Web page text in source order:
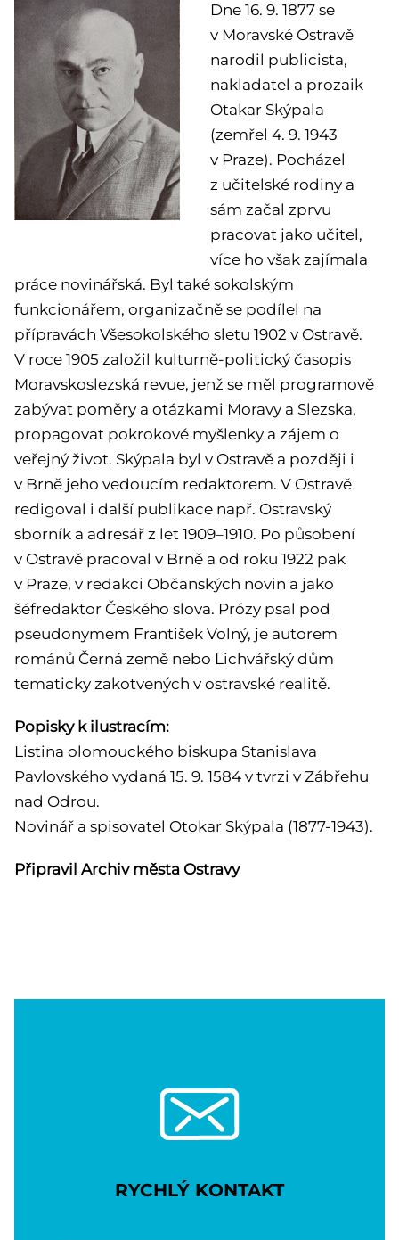
Dne 16. 9. 1877 se
v Moravské Ostravě
narodil publicista,
nakladatel a prozaik
Otakar Skýpala
(zemřel 4. 9. 1943
v Praze). Pocházel
z učitelské rodiny a
sám začal zprvu
pracovat jako učitel,
více ho však zajímala
práce novinářská. Byl také sokolským
funkcionářem, organizačně se podílel na
přípravách Všesokolského sletu 1902 v Ostravě.
V roce 1905 založil kulturně-politický časopis
Moravskoslezská revue, jenž se měl programově
zabývat poměry a otázkami Moravy a Slezska,
propagovat pokrokové myšlenky a zájem o
veřejný život. Skýpala byl v Ostravě a později i
v Brně jeho vedoucím redaktorem. V Ostravě
redigoval i další publikace např. Ostravský
sborník a adresář z let 1909–1910. Po působení
v Ostravě pracoval v Brně a od roku 1922 pak
v Praze, v redakci Občanských novin a jako
šéfredaktor Českého slova. Prózy psal pod
pseudonymem František Volný, je autorem
románů Černá země nebo Lichvářský dům
tematicky zakotvených v ostravské realitě.
Popisky k ilustracím:
Listina olomouckého biskupa Stanislava
Pavlovského vydaná 15. 9. 1584 v tvrzi v Zábřehu
nad Odrou.
Novinář a spisovatel Otokar Skýpala (1877-1943).
Připravil Archiv města Ostravy
RYCHLÝ KONTAKT